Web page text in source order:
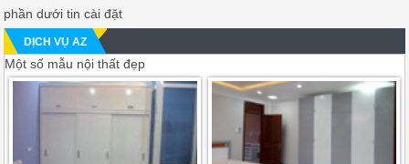
phần dưới tin cài đặt
DỊCH VỤ AZ
Một số mẫu nội thất đẹp